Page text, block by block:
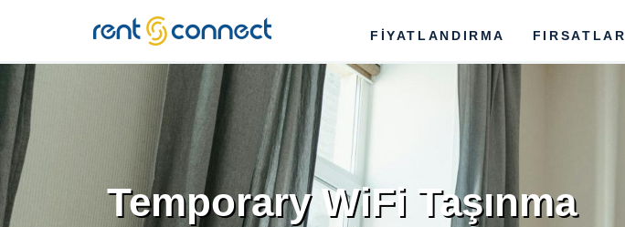
RENT'N
CONNECT
FİYATLANDIRMA FIRSATLAR
Temporary WiFi Taşınma